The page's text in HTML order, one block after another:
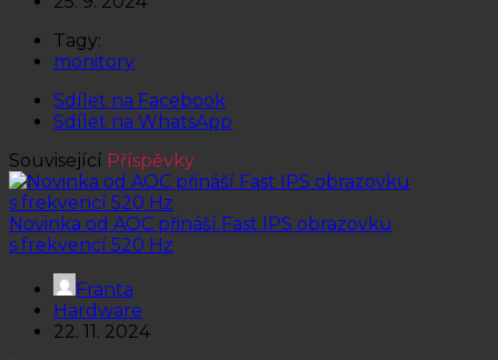
Tagy:
monitory
Sdílet na Facebook
Sdílet na WhatsApp
Související Příspěvky
Novinka od AOC přináší Fast IPS obrazovku
s frekvencí 520 Hz
Franta
Hardware
22. 11. 2024